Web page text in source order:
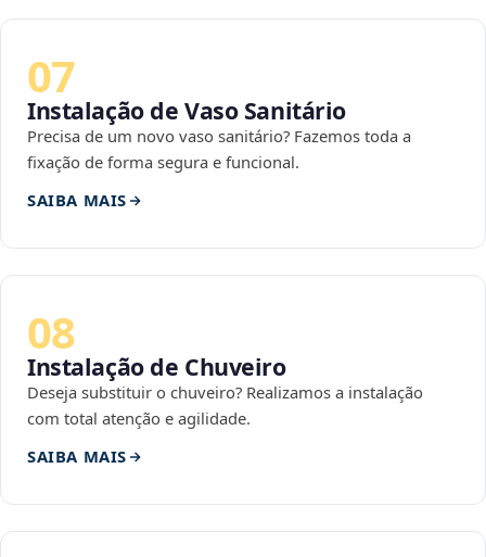
07
Instalação de Vaso Sanitário
Precisa de um novo vaso sanitário? Fazemos toda a
fixação de forma segura e funcional.
SAIBA MAIS
08
Instalação de Chuveiro
Deseja substituir o chuveiro? Realizamos a instalação
com total atenção e agilidade.
SAIBA MAIS